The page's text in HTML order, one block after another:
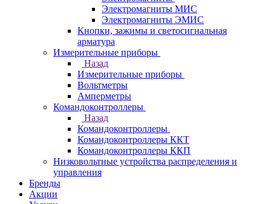
Электромагниты МИС
Электромагниты ЭМИС
Кнопки, зажимы и светосигнальная
арматура
Измерительные приборы
Назад
Измерительные приборы
Вольтметры
Амперметры
Командоконтроллеры
Назад
Командоконтроллеры
Командоконтроллеры ККТ
Командоконтроллеры ККП
Низковольтные устройства распределения и
управления
Бренды
Акции